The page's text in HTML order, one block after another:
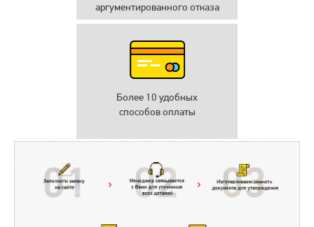
аргументированного отказа
Более 10 удобных
способов оплаты